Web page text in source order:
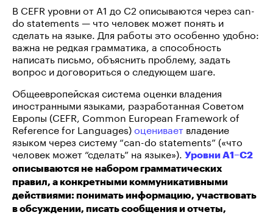
В CEFR уровни от A1 до C2 описываются через can-
do statements — что человек может понять и
сделать на языке. Для работы это особенно удобно:
важна не редкая грамматика, а способность
написать письмо, объяснить проблему, задать
вопрос и договориться о следующем шаге.
Общеевропейская система оценки владения
иностранными языками, разработанная Советом
Европы (CEFR, Common European Framework of
Reference for Languages)оценивает владение
языком через систему “can-do statements” («что
человек может “сделать” на языке»). Уровни A1–C2
описываются не набором грамматических
правил, а конкретными коммуникативными
действиями: понимать информацию, участвовать
в обсуждении, писать сообщения и отчеты,